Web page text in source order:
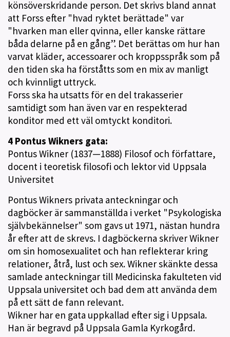
könsöverskridande person. Det skrivs bland annat
att Forss efter "hvad ryktet berättade" var
"hvarken man eller qvinna, eller kanske rättare
båda delarne på en gång”. Det berättas om hur han
varvat kläder, accessoarer och kroppsspråk som på
den tiden ska ha förståtts som en mix av manligt
och kvinnligt uttryck.
Forss ska ha utsatts för en del trakasserier
samtidigt som han även var en respekterad
konditor med ett väl omtyckt konditori.
4 Pontus Wikners gata:
Pontus Wikner (1837—1888) Filosof och författare,
docent i teoretisk filosofi och lektor vid Uppsala
Universitet
Pontus Wikners privata anteckningar och
dagböcker är sammanställda i verket "Psykologiska
självbekännelser" som gavs ut 1971, nästan hundra
år efter att de skrevs. I dagböckerna skriver Wikner
om sin homosexualitet och han reflekterar kring
relationer, åtrå, lust och sex. Wikner skänkte dessa
samlade anteckningar till Medicinska fakulteten vid
Uppsala universitet och bad dem att använda dem
på ett sätt de fann relevant.
Wikner har en gata uppkallad efter sig i Uppsala.
Han är begravd på Uppsala Gamla Kyrkogård.